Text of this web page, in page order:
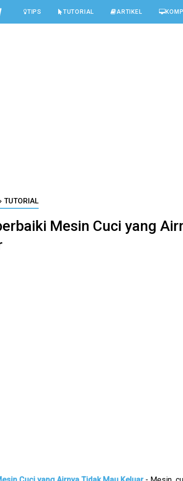
TIPS TUTORIAL ARTIKEL
TUTORIAL
Mesin Cuci yang